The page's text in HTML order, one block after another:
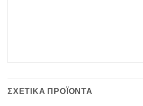
ΣΧΕΤΙΚΆ ΠΡΟΪΌΝΤΑ